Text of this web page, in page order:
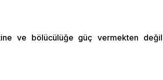
ve bölücülüğe güç vermekten değil